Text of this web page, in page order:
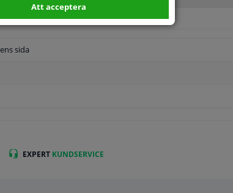
sida
EXPERT KUNDSERVICE
Att acceptera